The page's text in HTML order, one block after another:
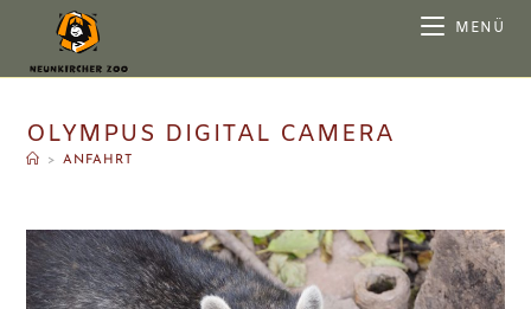
MENÜ
OLYMPUS DIGITAL CAMERA
> ANFAHRT